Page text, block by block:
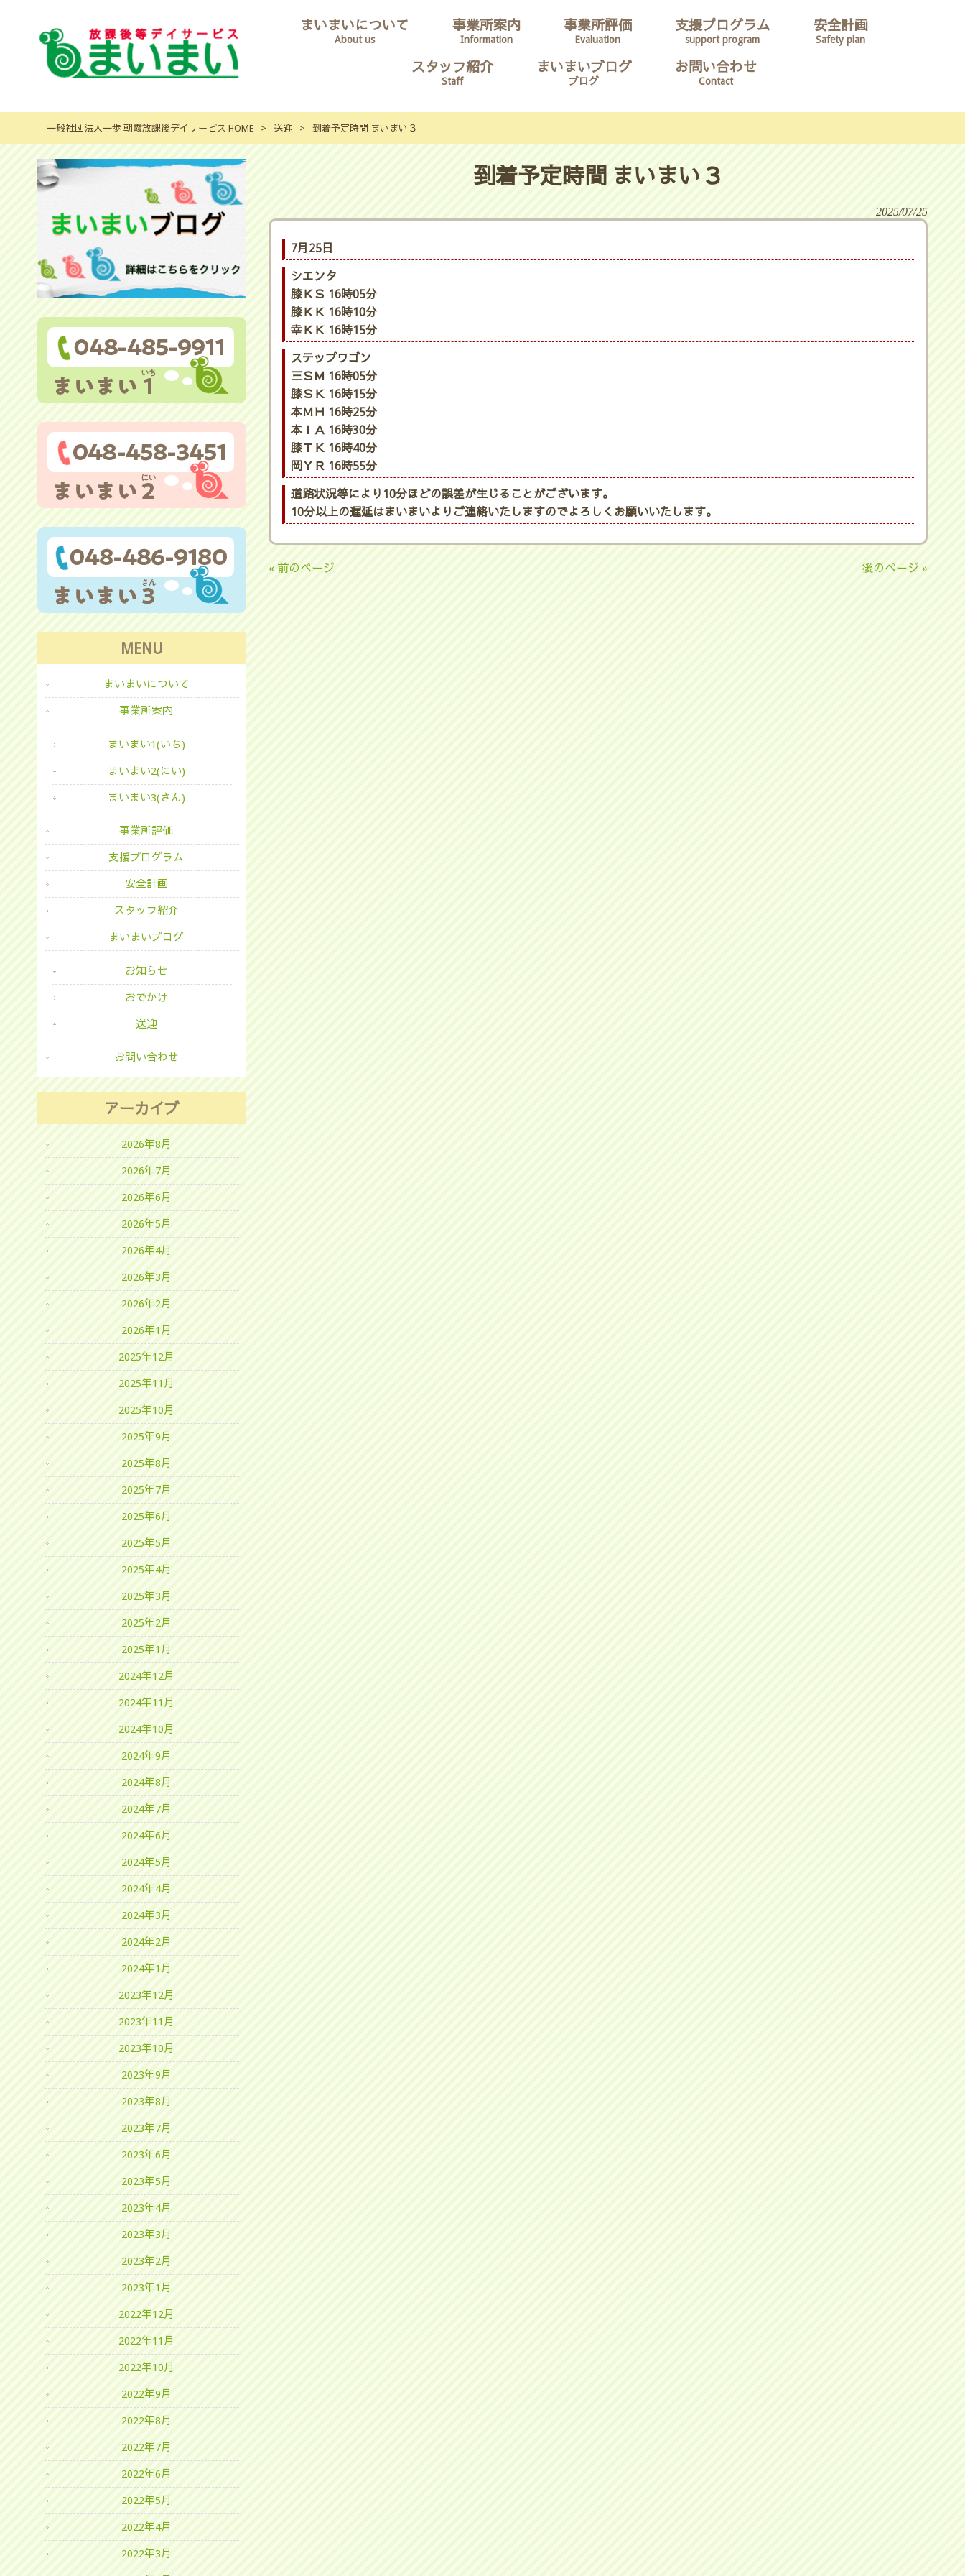
まいまいについて
About us
事業所案内
Information
事業所評価
Evaluation
支援プログラム
support program
安全計画
Safety plan
スタッフ紹介
Staff
まいまいブログ
ブログ
お問い合わせ
Contact
一般社団法人一歩 朝霞放課後デイサービス HOME > 送迎 > 到着予定時間 まいまい３
到着予定時間 まいまい３
2025/07/25
7月25日
シエンタ
膝ＫＳ 16時05分
膝ＫＫ 16時10分
幸ＫＫ 16時15分
ステップワゴン
三ＳＭ 16時05分
膝ＳＫ 16時15分
本ＭＨ 16時25分
本ＩＡ 16時30分
膝ＴＫ 16時40分
岡ＹＲ 16時55分
道路状況等により10分ほどの誤差が生じることがございます。
10分以上の遅延はまいまいよりご連絡いたしますのでよろしくお願いいたします。
« 前のページ 後のページ »
MENU
まいまいについて
事業所案内
まいまい1(いち)
まいまい2(にい)
まいまい3(さん)
事業所評価
支援プログラム
安全計画
スタッフ紹介
まいまいブログ
お知らせ
おでかけ
送迎
お問い合わせ
アーカイブ
2026年8月
2026年7月
2026年6月
2026年5月
2026年4月
2026年3月
2026年2月
2026年1月
2025年12月
2025年11月
2025年10月
2025年9月
2025年8月
2025年7月
2025年6月
2025年5月
2025年4月
2025年3月
2025年2月
2025年1月
2024年12月
2024年11月
2024年10月
2024年9月
2024年8月
2024年7月
2024年6月
2024年5月
2024年4月
2024年3月
2024年2月
2024年1月
2023年12月
2023年11月
2023年10月
2023年9月
2023年8月
2023年7月
2023年6月
2023年5月
2023年4月
2023年3月
2023年2月
2023年1月
2022年12月
2022年11月
2022年10月
2022年9月
2022年8月
2022年7月
2022年6月
2022年5月
2022年4月
2022年3月